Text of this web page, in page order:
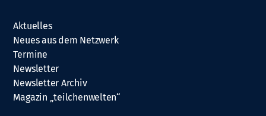
Aktuelles
Neues aus dem Netzwerk
Termine
Newsletter
Newsletter Archiv
Magazin „teilchenwelten“